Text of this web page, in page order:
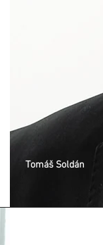
Tomáš Soldán